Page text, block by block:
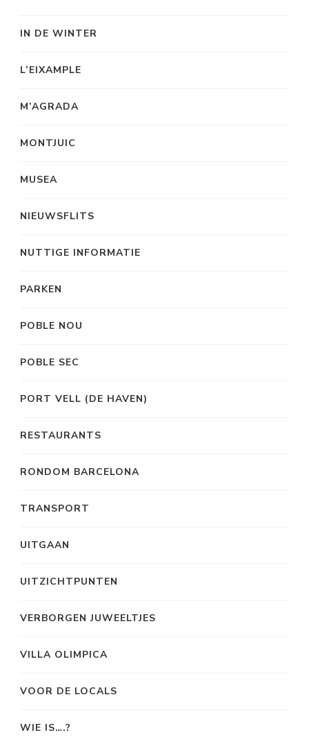
IN DE WINTER
L’EIXAMPLE
M’AGRADA
MONTJUIC
MUSEA
NIEUWSFLITS
NUTTIGE INFORMATIE
PARKEN
POBLE NOU
POBLE SEC
PORT VELL (DE HAVEN)
RESTAURANTS
RONDOM BARCELONA
TRANSPORT
UITGAAN
UITZICHTPUNTEN
VERBORGEN JUWEELTJES
VILLA OLIMPICA
VOOR DE LOCALS
WIE IS….?